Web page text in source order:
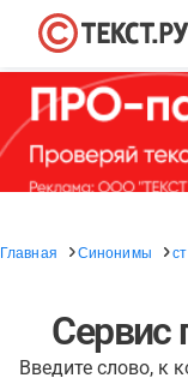
Главная Синонимы ст
Сервис
Введите слово, к